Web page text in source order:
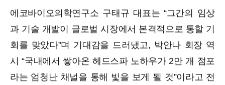
에코바이오의학연구소 구태규 대표는 “그간의 임상
과 기술 개발이 글로벌 시장에서 본격적으로 통할 기
회를 맞았다”며 기대감을 드러냈고, 박안나 회장 역
시 “국내에서 쌓아온 헤드스파 노하우가 2만 개 점포
라는 엄청난 채널을 통해 빛을 보게 될 것”이라고 전